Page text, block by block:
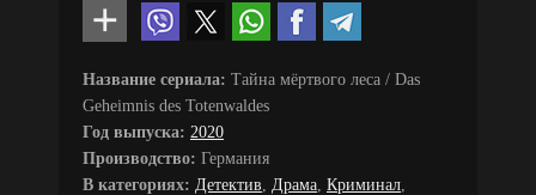
Название сериала: Тайна мёртвого леса / Das
Geheimnis des Totenwaldes
Год выпуска: 2020
Производство: Германия
В категориях: Детектив Драма Криминал